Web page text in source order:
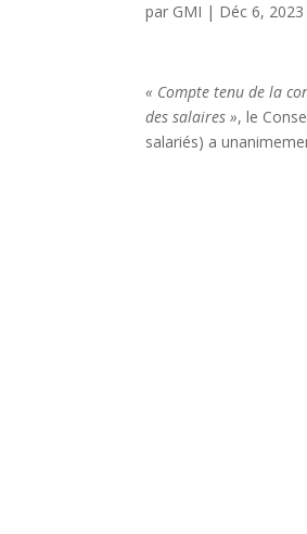
par GMI | Déc 6, 2023
« Compte tenu de la
des salaires », le
salariés) a